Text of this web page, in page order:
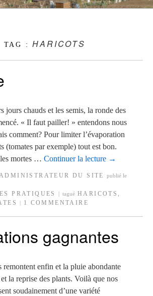
TAG :HARICOTS
jours chauds et les semis, la ronde des
« Il faut pailler! » entendons nous
comment? Pour limiter l’évaporation
(tomates par exemple) tout est bon.
mortes … Continuer la lecture →
DU SITE publié le
PRATIQUES tagué HARICOTS ,
1 COMMENTAIRE
gagnantes
remontent enfin et la pluie abondante
la reprise des plants. Voilà que nos
soudainement d’une variété